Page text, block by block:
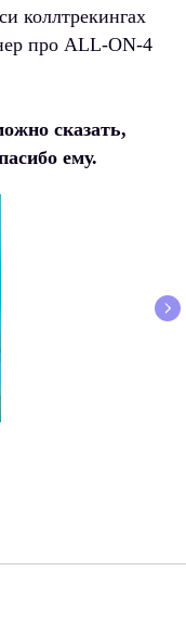
коллтрекингах
про ALL-ON-4
сказать,
ему.